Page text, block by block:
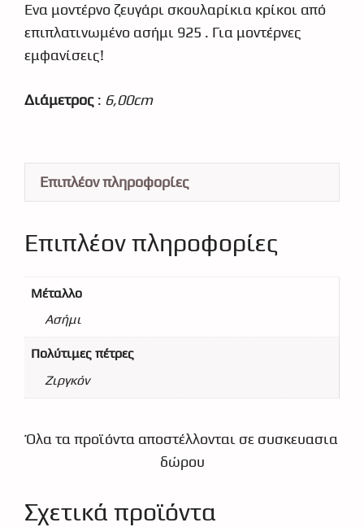
Ένα μοντέρνο ζευγάρι σκουλαρίκια κρίκοι από
επιπλατινωμένο ασήμι 925 . Για μοντέρνες
εμφανίσεις!
Διάμετρος : 6,00cm
Επιπλέον πληροφορίες
Επιπλέον πληροφορίες
Μέταλλο
Ασήμι
Πολύτιμες πέτρες
Ζιργκόν
Όλα τα προϊόντα αποστέλλονται σε συσκευασια
δώρου
Σχετικά προϊόντα